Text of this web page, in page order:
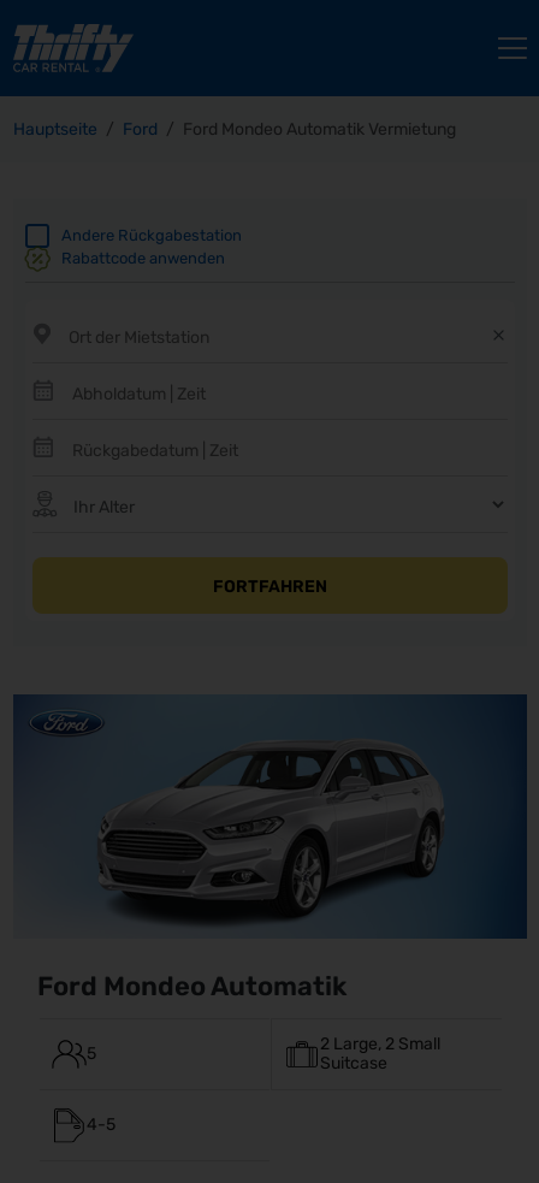
Hauptseite Ford Ford Mondeo Automatik Vermietung
Andere Rückgabestation
Rabattcode anwenden
FORTFAHREN
Ford Mondeo Automatik
5
2 Large, 2 Small
Suitcase
4-5